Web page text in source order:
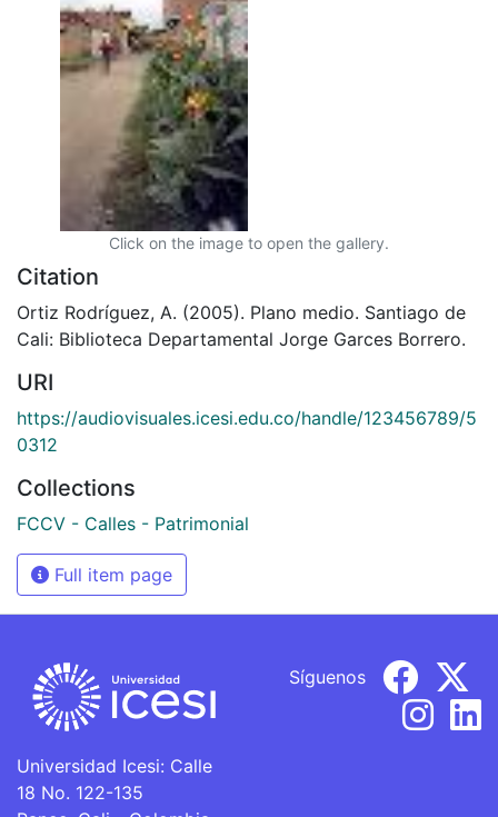
Click on the image to open the gallery.
Citation
Ortiz Rodríguez, A. (2005). Plano medio. Santiago de
Cali: Biblioteca Departamental Jorge Garces Borrero.
URI
https://audiovisuales.icesi.edu.co/handle/123456789/5
0312
Collections
FCCV - Calles - Patrimonial
Full item page
Universidad Icesi: Calle
18 No. 122-135
Síguenos